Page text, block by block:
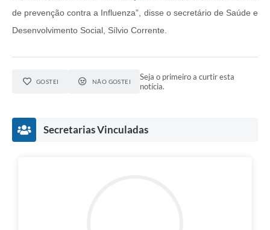
de prevenção contra a Influenza”, disse o secretário de Saúde e
Desenvolvimento Social, Sílvio Corrente.
GOSTEI NÃO GOSTEI
Seja o primeiro a curtir esta
notícia.
Secretarias Vinculadas